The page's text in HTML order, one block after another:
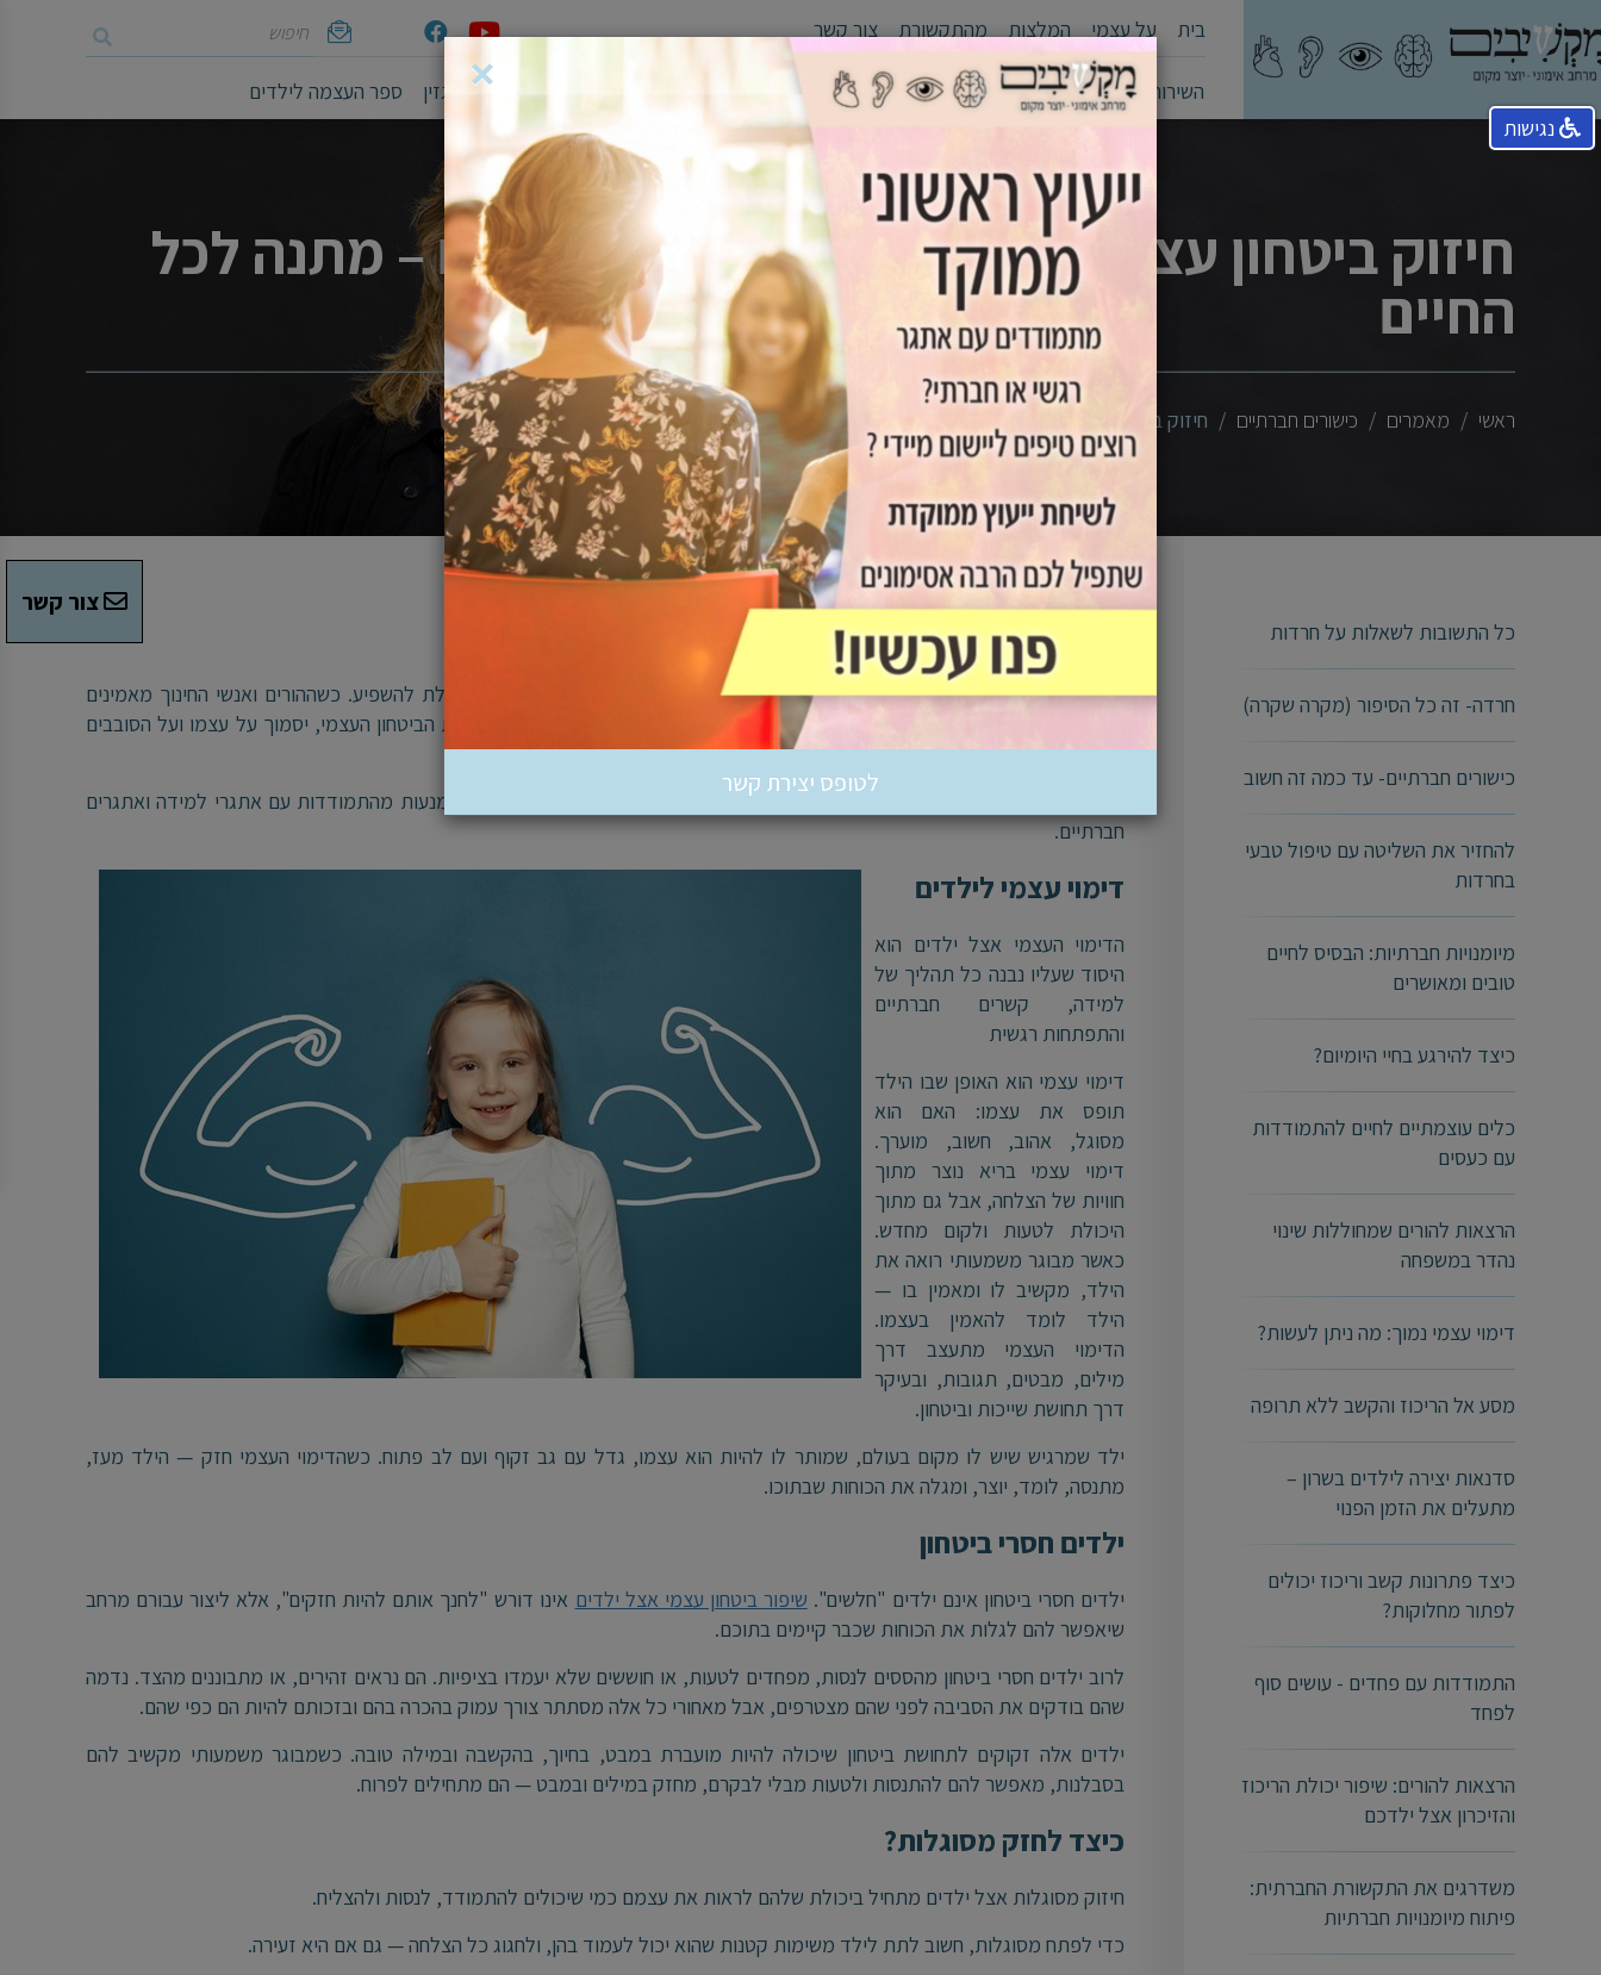
בית על עצמי המלצות מהתקשורת צור קשר אימייל FacebookYoutube
השירותים שלי קהלי יעד סדנאות אימון אישי /זוגי כלים שימושיים מגזין ספר העצמה לילדים
חיזוק ביטחון עצמי ותחושת מסוגלות אצל ילדים – מתנה לכל
החיים
ראשי מאמרים כישורים חברתיים חיזוק ביטחון עצמי ותחושת מסוגלות אצל ילדים – מתנה לכל החיים
כל התשובות לשאלות על חרדות
חרדה- זה כל הסיפור (מקרה שקרה)
כישורים חברתיים- עד כמה זה חשוב
להחזיר את השליטה עם טיפול טבעי
בחרדות
מיומנויות חברתיות: הבסיס לחיים
טובים ומאושרים
כיצד להירגע בחיי היומיום?
כלים עוצמתיים לחיים להתמודדות
עם כעסים
הרצאות להורים שמחוללות שינוי
נהדר במשפחה
דימוי עצמי נמוך: מה ניתן לעשות?
מסע אל הריכוז והקשב ללא תרופה
סדנאות יצירה לילדים בשרון –
מתעלים את הזמן הפנוי
כיצד פתרונות קשב וריכוז יכולים
לפתור מחלוקות?
התמודדות עם פחדים - עושים סוף
לפחד
הרצאות להורים: שיפור יכולת הריכוז
והזיכרון אצל ילדכם
משדרגים את התקשורת החברתית:
פיתוח מיומנויות חברתיות
ביטחון עצמי אצל ילדים
ביטחון עצמי מבוסס על חווייה פנימית של היותנו אהובים, שייכים, משמעותיים ובעלי יכולת להשפיע. כשההורים ואנשי החינוך מאמינים
בילד, מקשיבים לו, מאפשרים לו להתנסות ומזמנים לו חוויות של מסוגלות הוא יפתח את הביטחון העצמי, יסמוך על עצמו ועל הסובבים
אותו ויגדל להיות מבוגר בטוח, יציב ומלא אמונה בעצמו ובעולם.
לעומת זאת, ילד שחווה ביקורת, השוואות או חוסר אמון – עלול לפתח פחד מכישלון והימנעות מהתמודדות עם אתגרי למידה ואתגרים
חברתיים.
דימוי עצמי לילדים
הדימוי העצמי אצל ילדים הוא
היסוד שעליו נבנה כל תהליך של
למידה, קשרים חברתיים
והתפתחות רגשית
דימוי עצמי הוא האופן שבו הילד
תופס את עצמו: האם הוא
מסוגל, אהוב, חשוב, מוערך.
דימוי עצמי בריא נוצר מתוך
חוויות של הצלחה, אבל גם מתוך
היכולת לטעות ולקום מחדש.
כאשר מבוגר משמעותי רואה את
הילד, מקשיב לו ומאמין בו —
הילד לומד להאמין בעצמו.
הדימוי העצמי מתעצב דרך
מילים, מבטים, תגובות, ובעיקר
דרך תחושת שייכות וביטחון.
ילד שמרגיש שיש לו מקום בעולם, שמותר לו להיות הוא עצמו, גדל עם גב זקוף ועם לב פתוח. כשהדימוי העצמי חזק — הילד מעז,
מתנסה, לומד, יוצר, ומגלה את הכוחות שבתוכו.
ילדים חסרי ביטחון
ילדים חסרי ביטחון אינם ילדים "חלשים". שיפור ביטחון עצמי אצל ילדים אינו דורש "לחנך אותם להיות חזקים", אלא ליצור עבורם מרחב
שיאפשר להם לגלות את הכוחות שכבר קיימים בתוכם.
לרוב ילדים חסרי ביטחון מהססים לנסות, מפחדים לטעות, או חוששים שלא יעמדו בציפיות. הם נראים זהירים, או מתבוננים מהצד. נדמה
שהם בודקים את הסביבה לפני שהם מצטרפים, אבל מאחורי כל אלה מסתתר צורך עמוק בהכרה בהם ובזכותם להיות הם כפי שהם.
ילדים אלה זקוקים לתחושת ביטחון שיכולה להיות מועברת במבט, בחיוך, בהקשבה ובמילה טובה. כשמבוגר משמעותי מקשיב להם
בסבלנות, מאפשר להם להתנסות ולטעות מבלי לבקרם, מחזק במילים ובמבט — הם מתחילים לפרוח.
כיצד לחזק מסוגלות?
חיזוק מסוגלות אצל ילדים מתחיל ביכולת שלהם לראות את עצמם כמי שיכולים להתמודד, לנסות ולהצליח.
כדי לפתח מסוגלות, חשוב לתת לילד משימות קטנות שהוא יכול לעמוד בהן, ולחגוג כל הצלחה — גם אם היא זעירה.
צור קשר
×
לטופס יצירת קשר
נגישות